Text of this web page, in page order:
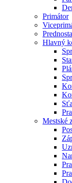
Primátor
Prednosta
Hlavný
Mestské